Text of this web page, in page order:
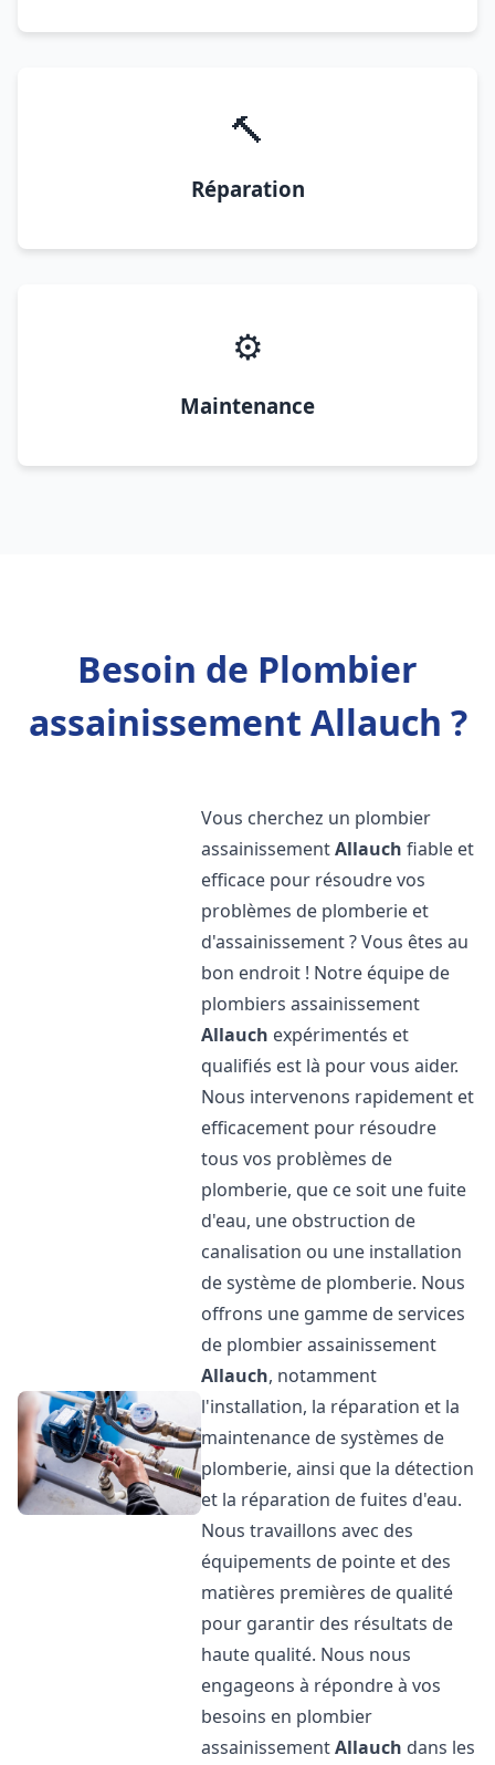
🔨
Réparation
⚙️
Maintenance
Besoin de Plombier
assainissement Allauch ?
Vous cherchez un plombier
assainissementAllauch fiable et
efficace pour résoudre vos
problèmes de plomberie et
d'assainissement ? Vous êtes au
bon endroit ! Notre équipe de
plombiers assainissement
Allauch expérimentés et
qualifiés est là pour vous aider.
Nous intervenons rapidement et
efficacement pour résoudre
tous vos problèmes de
plomberie, que ce soit une fuite
d'eau, une obstruction de
canalisation ou une installation
de système de plomberie. Nous
offrons une gamme de services
de plombier assainissement
Allauch, notamment
l'installation, la réparation et la
maintenance de systèmes de
plomberie, ainsi que la détection
et la réparation de fuites d'eau.
Nous travaillons avec des
équipements de pointe et des
matières premières de qualité
pour garantir des résultats de
haute qualité. Nous nous
engageons à répondre à vos
besoins en plombier
assainissementAllauch dans les